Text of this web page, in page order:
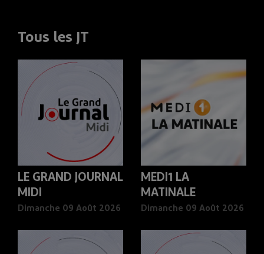
Tous les JT
LE GRAND JOURNAL
MIDI
Dimanche 09 Août 2026
MEDI1 LA
MATINALE
Dimanche 09 Août 2026